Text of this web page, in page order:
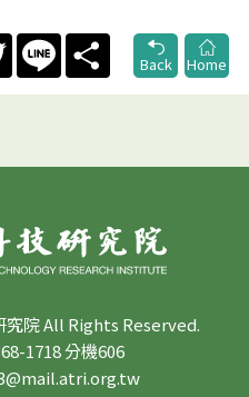
Twitter Line
Share
Back
Home
究院 All Rights Reserved.
1718 分機606